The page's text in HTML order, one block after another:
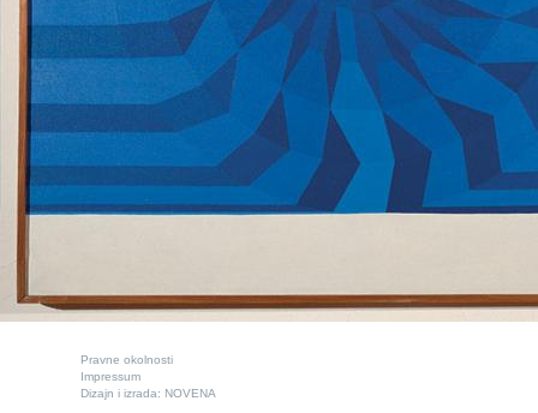
Pravne okolnosti
Impressum
Dizajn i izrada: NOVENA